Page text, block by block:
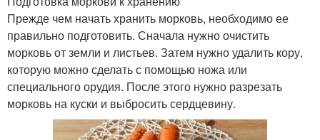
Прежде чем начать хранить морковь, необходимо ее
правильно подготовить. Сначала нужно очистить
морковь от земли и листьев. Затем нужно удалить кору,
которую можно сделать с помощью ножа или
специального орудия. После этого нужно разрезать
морковь на куски и выбросить сердцевину.